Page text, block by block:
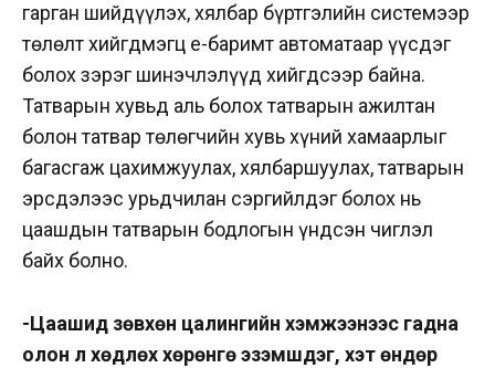
гарган шийдүүлэх, хялбар бүртгэлийн системээр
төлөлт хийгдмэгц е-баримт автоматаар үүсдэг
болох зэрэг шинэчлэлүүд хийгдсээр байна.
Татварын хувьд аль болох татварын ажилтан
болон татвар төлөгчийн хувь хүний хамаарлыг
багасгаж цахимжуулах, хялбаршуулах, татварын
эрсдэлээс урьдчилан сэргийлдэг болох нь
цаашдын татварын бодлогын үндсэн чиглэл
байх болно.
-Цаашид зөвхөн цалингийн хэмжээнээс гадна
олон үл хөдлөх хөрөнгө эзэмшдэг, хэт өндөр